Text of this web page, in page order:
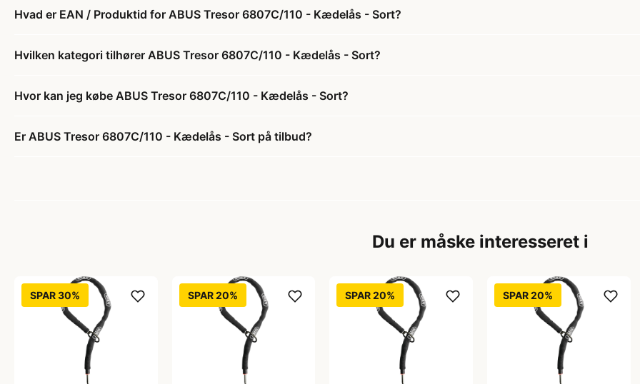
Hvad er EAN / Produktid for ABUS Tresor 6807C/110 - Kædelås - Sort?
Hvilken kategori tilhører ABUS Tresor 6807C/110 - Kædelås - Sort?
Hvor kan jeg købe ABUS Tresor 6807C/110 - Kædelås - Sort?
Er ABUS Tresor 6807C/110 - Kædelås - Sort på tilbud?
Du er måske interesseret i
SPAR 30% SPAR 20% SPAR 20% SPAR 20%